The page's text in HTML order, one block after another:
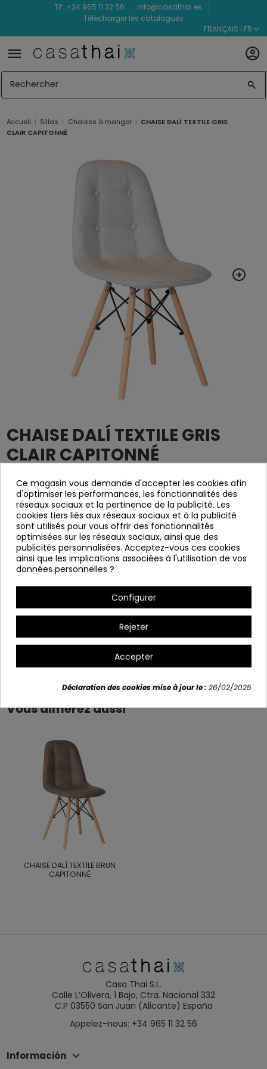
Tlf. +34 965 11 32 56
info@casathai.es
Télécharger les catalogues
FRANÇAIS | FR
Accueil Sillas Chaises à manger
CHAISE DALÍ TEXTILE GRIS
CLAIR CAPITONNÉ
CHAISE DALÍ TEXTILE GRIS
CLAIR CAPITONNÉ
Référence 4292
Chaise rembourrée et rembourrée en polypiel gris clair.
Structure des tiges en métal noir et
jambes en bois de hêtre.
Ça sert à démanteler.
Largeur: 43,5 cm
Hauteur: 84,5 cm Δ Hauteur au siège: 45.5 cm
Profondeur : 52 cm
Détails du produit
Vous aimerez aussi
CHAISE DALÍ TEXTILE BRUN
CAPITONNÉ
Casa Thai S.L.
Calle L’Olivera, 1 Bajo, Ctra. Nacional 332
C.P 03550 San Juan (Alicante) España
Appelez-nous: +34 965 11 32 56
Información
Ce magasin vous demande d'accepter les cookies afin
d'optimiser les performances, les fonctionnalités des
réseaux sociaux et la pertinence de la publicité. Les
cookies tiers liés aux réseaux sociaux et à la publicité
sont utilisés pour vous offrir des fonctionnalités
optimisées sur les réseaux sociaux, ainsi que des
publicités personnalisées. Acceptez-vous ces cookies
ainsi que les implications associées à l'utilisation de vos
données personnelles ?
Configurer
Rejeter
Accepter
Déclaration des cookies mise à jour le :26/02/2025